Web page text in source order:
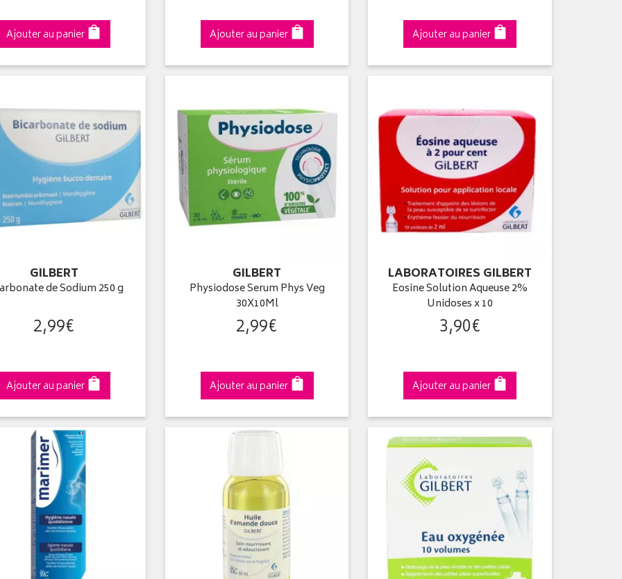
Ajouter au panier Ajouter au panier Ajouter au panier
GILBERT
de Sodium 250 g
2,99€
Ajouter au panier
GILBERT
Physiodose Serum Phys Veg
30X10Ml
2,99€
Ajouter au panier
LABORATOIRES GILBERT
Eosine Solution Aqueuse 2%
Unidoses x 10
3,90€
Ajouter au panier